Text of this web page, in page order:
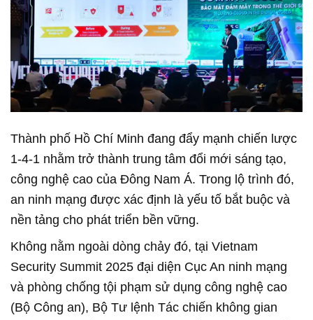
Thành phố Hồ Chí Minh đang đẩy mạnh chiến lược
1-4-1 nhằm trở thành trung tâm đổi mới sáng tạo,
công nghệ cao của Đông Nam Á. Trong lộ trình đó,
an ninh mạng được xác định là yếu tố bắt buộc và
nền tảng cho phát triển bền vững.
Không nằm ngoài dòng chảy đó, tại Vietnam
Security Summit 2025 đại diện Cục An ninh mạng
và phòng chống tội phạm sử dụng công nghệ cao
(Bộ Công an), Bộ Tư lệnh Tác chiến không gian